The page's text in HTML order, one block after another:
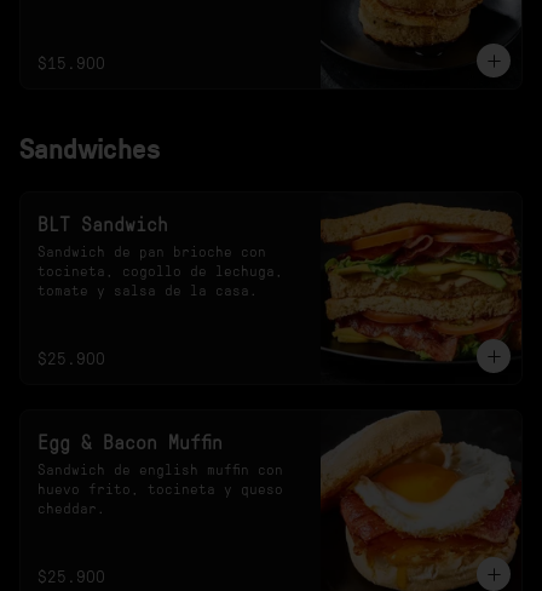
$15.900
Sandwiches
BLT Sandwich
Sandwich de pan brioche con
tocineta, cogollo de lechuga,
tomate y salsa de la casa.
$25.900
Egg & Bacon Muffin
Sandwich de english muffin con
huevo frito, tocineta y queso
cheddar.
$25.900